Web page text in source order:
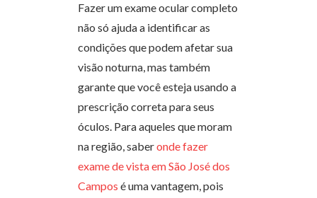
Fazer um exame ocular completo
não só ajuda a identificar as
condições que podem afetar sua
visão noturna, mas também
garante que você esteja usando a
prescrição correta para seus
óculos. Para aqueles que moram
na região, saberonde fazer
exame de vista em São José dos
Campos é uma vantagem, pois